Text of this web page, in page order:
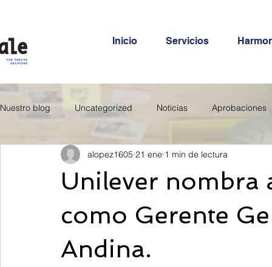
Inicio Servicios
Nuestro blog Uncategorized Noticias Aprobaciones
Unilever nombra
como Gerente
Andina.
alopez1605 21 ene 1 min de lectura